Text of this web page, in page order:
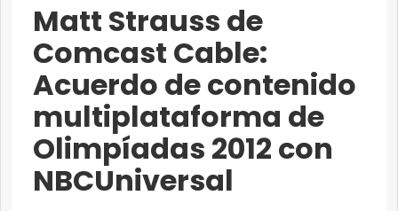
Matt Strauss de
Comcast Cable:
Acuerdo de contenido
multiplataforma de
Olimpíadas 2012 con
NBCUniversal